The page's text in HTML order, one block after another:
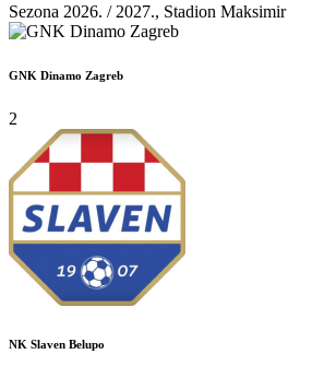
Sezona 2026. / 2027., Stadion Maksimir
GNK Dinamo Zagreb
2
NK Slaven Belupo